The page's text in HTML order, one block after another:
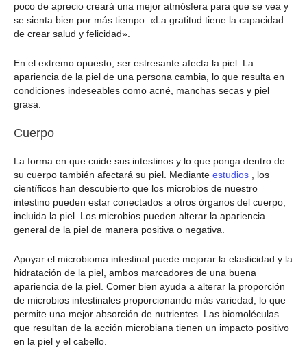
poco de aprecio creará una mejor atmósfera para que se vea y
se sienta bien por más tiempo. «La gratitud tiene la capacidad
de crear salud y felicidad».
En el extremo opuesto, ser estresante afecta la piel. La
apariencia de la piel de una persona cambia, lo que resulta en
condiciones indeseables como acné, manchas secas y piel
grasa.
Cuerpo
La forma en que cuide sus intestinos y lo que ponga dentro de
su cuerpo también afectará su piel. Mediante estudios , los
científicos han descubierto que los microbios de nuestro
intestino pueden estar conectados a otros órganos del cuerpo,
incluida la piel. Los microbios pueden alterar la apariencia
general de la piel de manera positiva o negativa.
Apoyar el microbioma intestinal puede mejorar la elasticidad y la
hidratación de la piel, ambos marcadores de una buena
apariencia de la piel. Comer bien ayuda a alterar la proporción
de microbios intestinales proporcionando más variedad, lo que
permite una mejor absorción de nutrientes. Las biomoléculas
que resultan de la acción microbiana tienen un impacto positivo
en la piel y el cabello.